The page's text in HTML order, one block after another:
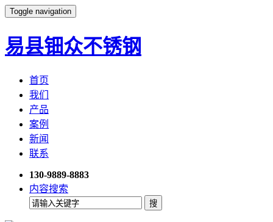
Toggle navigation
易县钿众不锈钢
首页
我们
产品
案例
新闻
联系
130-9889-8883
内容搜索